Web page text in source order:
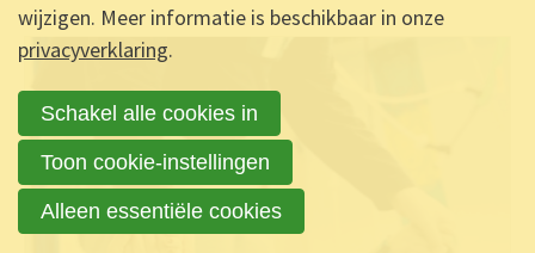
wijzigen. Meer informatie is beschikbaar in onze
privacyverklaring.
Schakel alle cookies in
Toon cookie-instellingen
Alleen essentiële cookies